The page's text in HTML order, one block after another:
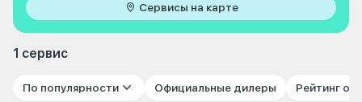
Сервисы на карте
1 сервис
По популярности Официальные дилеры Рейтинг